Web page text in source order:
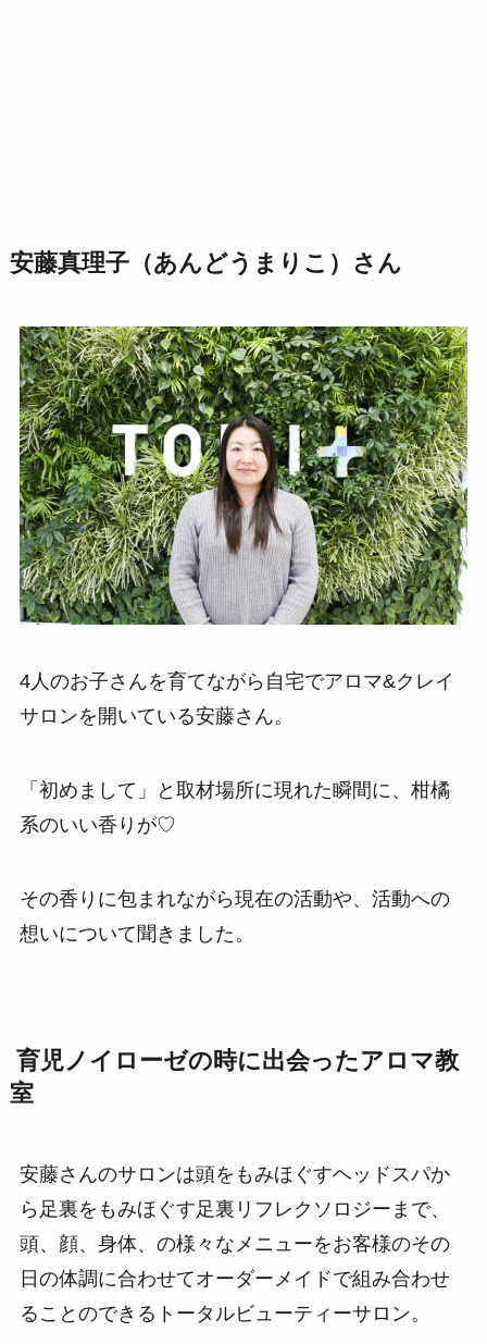
安藤真理子（あんどうまりこ）さん
4人のお子さんを育てながら自宅でアロマ&クレイ
サロンを開いている安藤さん。
「初めまして」と取材場所に現れた瞬間に、柑橘
系のいい香りが♡
その香りに包まれながら現在の活動や、活動への
想いについて聞きました。
育児ノイローゼの時に出会ったアロマ教
室
安藤さんのサロンは頭をもみほぐすヘッドスパか
ら足裏をもみほぐす足裏リフレクソロジーまで、
頭、顔、身体、の様々なメニューをお客様のその
日の体調に合わせてオーダーメイドで組み合わせ
ることのできるトータルビューティーサロン。